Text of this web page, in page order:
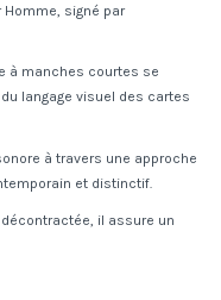
signé par
à manches courtes se
langage visuel des cartes
à travers une approche
et distinctif.
il assure un